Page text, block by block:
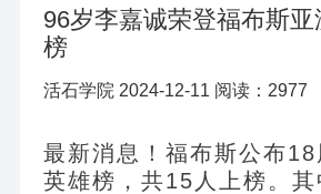
96岁李嘉诚荣登福布斯
榜
活石学院 2024-12-11 阅读：2977
最新消息！福布斯公布
英雄榜，共15人上榜。其